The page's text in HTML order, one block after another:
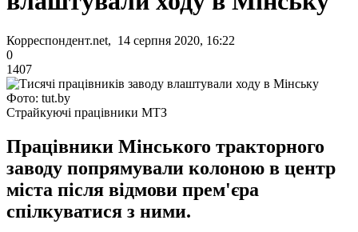
Корреспондент.net, 14 серпня 2020, 16:22
0
1407
Фото: tut.by
Страйкуючі працівники МТЗ
Працівники Мінського тракторного
заводу попрямували колоною в центр
міста після відмови прем'єра
спілкуватися з ними.